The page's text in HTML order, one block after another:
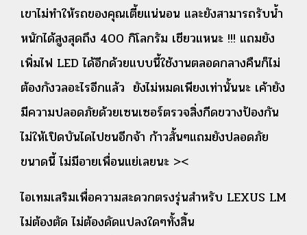
เขาไม่ทำให้รถของคุณเตี้ยแน่นอน และยังสามารถรับน้ำ
หนักได้สูงสุดถึง 400 กิโลกรัม เชียวแหนะ !!! แถมยัง
เพิ่มไฟ LED ได้อีกด้วยแบบนี้ใช้งานตลอดกลางคืนก็ไม่
ต้องกังวลอะไรอีกแล้ว ยังไม่หมดเพียงเท่านั้นนะ เค้ายัง
มีความปลอดภัยด้วยเซนเซอร์ตรวจสิ่งกีดขวางป้องกัน
ไม่ให้เปิดบันไดไปชนอีกจ้า ก้าวสั้นๆแถมยังปลอดภัย
ขนาดนี้ ไม่มีอายเพื่อนแย่เลยนะ ><
ไอเทมเสริมเพื่อความสะดวกตรงรุ่นสำหรับ LEXUS LM
ไม่ต้องตัด ไม่ต้องดัดแปลงใดๆทั้งสิ้น